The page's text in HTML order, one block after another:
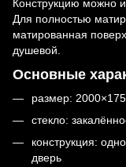
Конструкцию можно
Для полностью
матированная
душевой.
Основные
размер:
стекло:
конструкция:
дверь